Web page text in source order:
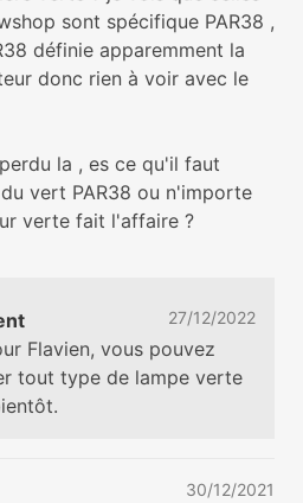
sont spécifique PAR38 ,
définie apparemment la
donc rien à voir avec le
la , es ce qu'il faut
vert PAR38 ou n'importe
verte fait l'affaire ?
27/12/2022
Flavien, vous pouvez
tout type de lampe verte
30/12/2021